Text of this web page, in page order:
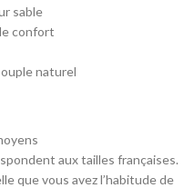
sable
confort
naturel
aux tailles françaises.
que vous avez l’habitude de